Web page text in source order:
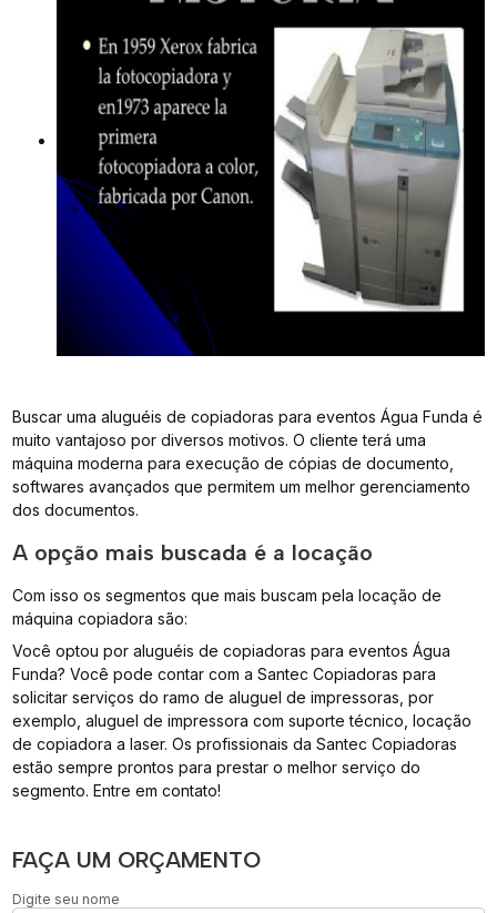
Buscar uma aluguéis de copiadoras para eventos Água Funda é
muito vantajoso por diversos motivos. O cliente terá uma
máquina moderna para execução de cópias de documento,
softwares avançados que permitem um melhor gerenciamento
dos documentos.
A opção mais buscada é a locação
Com isso os segmentos que mais buscam pela locação de
máquina copiadora são:
Você optou por aluguéis de copiadoras para eventos Água
Funda? Você pode contar com a Santec Copiadoras para
solicitar serviços do ramo de aluguel de impressoras, por
exemplo, aluguel de impressora com suporte técnico, locação
de copiadora a laser. Os profissionais da Santec Copiadoras
estão sempre prontos para prestar o melhor serviço do
segmento. Entre em contato!
FAÇA UM ORÇAMENTO
Digite seu nome